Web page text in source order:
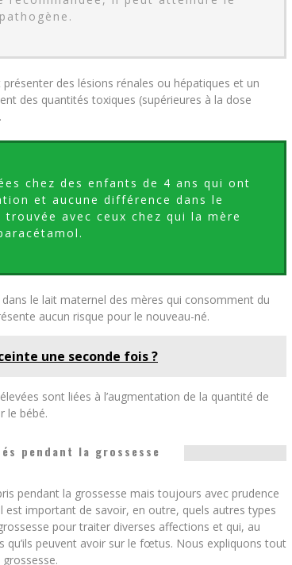
des lésions rénales ou hépatiques et un
des quantités toxiques (supérieures à la dose
chez des enfants de 4 ans qui ont
et aucune différence dans le
avec ceux chez qui la mère
le lait maternel des mères qui consomment du
aucun risque pour le nouveau-né.
une seconde fois ?
sont liées à l’augmentation de la quantité de
le bébé.
pendant la grossesse
pendant la grossesse mais toujours avec prudence
important de savoir, en outre, quels autres types
pour traiter diverses affections et qui, au
peuvent avoir sur le fœtus. Nous expliquons tout